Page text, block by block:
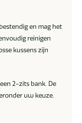
en mag het
reinigen
kussens zijn
2-zits bank. De
uw keuze.